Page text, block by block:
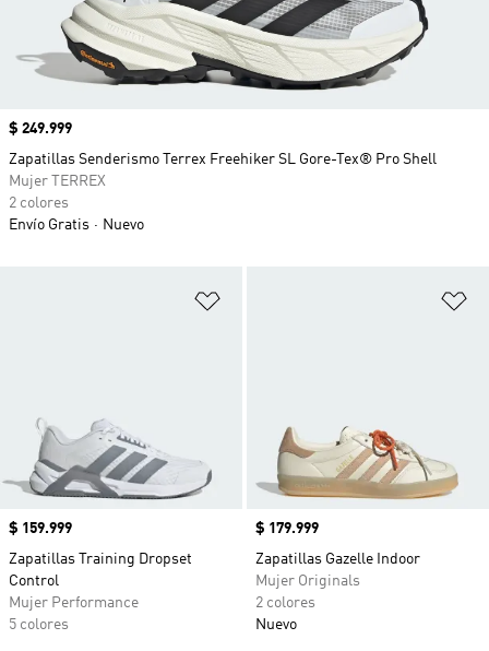
Precio
$ 159.999
Zapatillas Training Dropset
Control
Mujer Performance
5 colores
Precio
$ 179.999
Zapatillas Gazelle Indoor
Mujer Originals
2 colores
Nuevo
Precio
$ 249.999
Zapatillas Senderismo Terrex Freehiker SL Gore-Tex® Pro Shell
Mujer TERREX
2 colores
Envío Gratis
Nuevo